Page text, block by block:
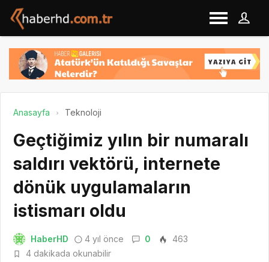
Anasayfa Teknoloji
Geçtiğimiz yılın bir numaralı
saldırı vektörü, internete
dönük uygulamaların
istismarı oldu
HaberHD 4 yıl önce 0
463
4 dakikada okunabilir